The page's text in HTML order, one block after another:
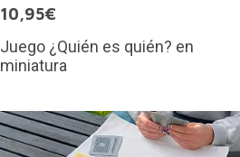
10,95€
Juego ¿Quién es quién? en
miniatura